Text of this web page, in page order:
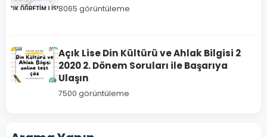
8065 görüntüleme
Açık Lise Din Kültürü ve Ahlak Bilgisi 2
2020 2. Dönem Soruları ile Başarıya
Ulaşın
7500 görüntüleme